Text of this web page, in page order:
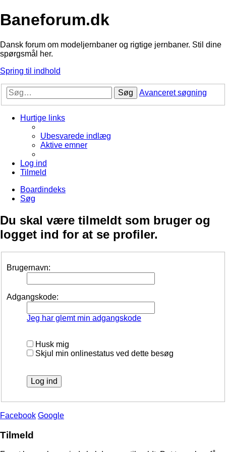
Baneforum.dk
Dansk forum om modeljernbaner og rigtige jernbaner. Stil dine
spørgsmål her.
Spring til indhold
Søg Avanceret søgning
Hurtige links
Ubesvarede indlæg
Aktive emner
Log ind
Tilmeld
Boardindeks
Søg
Du skal være tilmeldt som bruger og
logget ind for at se profiler.
Brugernavn:
Adgangskode:
Jeg har glemt min adgangskode
Husk mig
Skjul min onlinestatus ved dette besøg
Facebook Google
Tilmeld